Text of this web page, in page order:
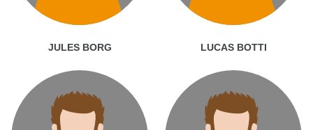
JULES BORG LUCAS BOTTI